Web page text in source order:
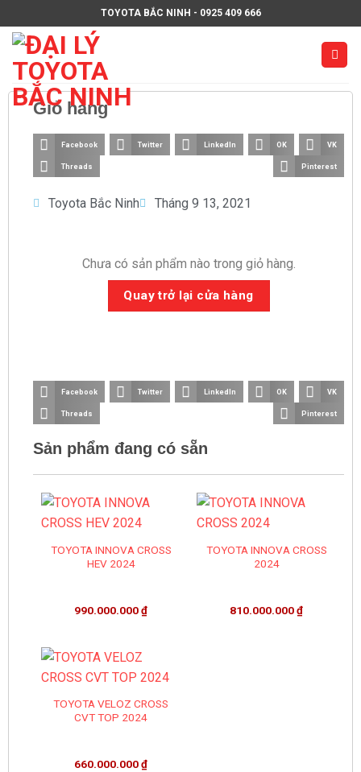
TOYOTA BẮC NINH - 0925 409 666
Giỏ hàng
Facebook Twitter LinkedIn OK VK
Threads Pinterest
Toyota Bắc Ninh Tháng 9 13, 2021
Chưa có sản phẩm nào trong giỏ hàng.
Quay trở lại cửa hàng
Facebook Twitter LinkedIn OK VK
Threads Pinterest
Sản phẩm đang có sẵn
TOYOTA INNOVA CROSS
HEV 2024
990.000.000₫
TOYOTA INNOVA CROSS
2024
810.000.000₫
TOYOTA VELOZ CROSS
CVT TOP 2024
660.000.000₫